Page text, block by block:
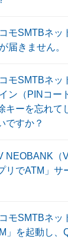
モSMTBネッ
届きません。
モSMTBネッ
ン（PINコー
キーを忘れて
ですか？
NEOBANK（
リでATM」サ
モSMTBネッ
」を起動し、